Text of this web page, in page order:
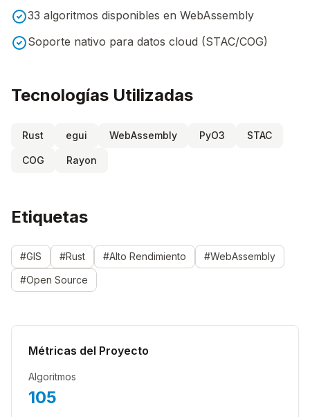
33 algoritmos disponibles en WebAssembly
Soporte nativo para datos cloud (STAC/COG)
Tecnologías Utilizadas
Rust egui WebAssembly PyO3 STAC
COG Rayon
Etiquetas
#GIS #Rust #Alto Rendimiento
#WebAssembly
#Open Source
Métricas del Proyecto
Algoritmos
105